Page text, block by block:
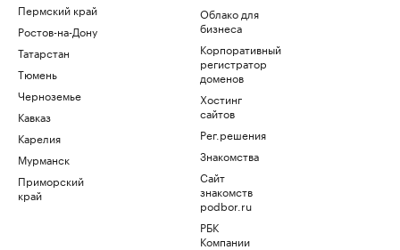
Пермский край
Ростов-на-Дону
Татарстан
Тюмень
Черноземье
Кавказ
Карелия
Мурманск
Приморский
край
Облако для
бизнеса
Корпоративный
регистратор
доменов
Хостинг
сайтов
Рег.решения
Знакомства
Сайт
знакомств
podbor.ru
РБК
Компании